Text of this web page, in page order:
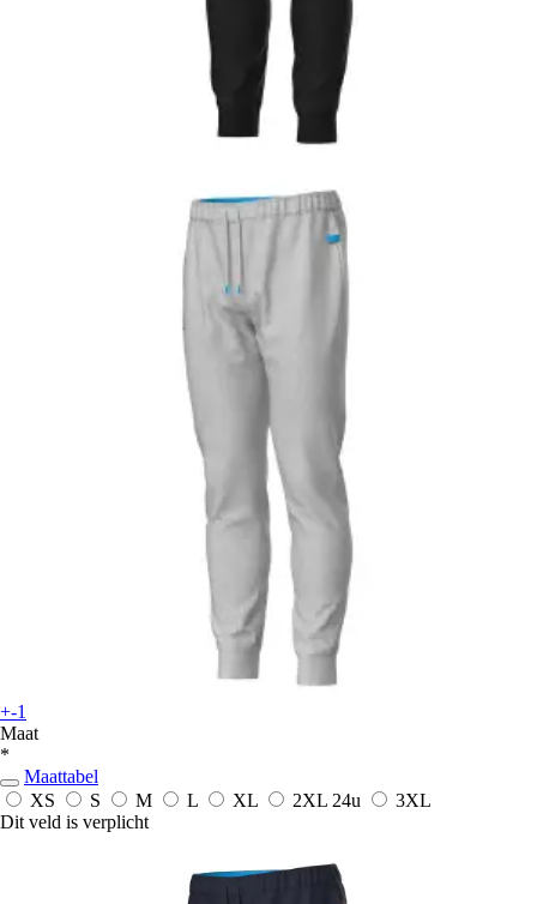
+-1
Maat
*
Maattabel
XS
S M L XL 2XL 24u
3XL
Dit veld is verplicht